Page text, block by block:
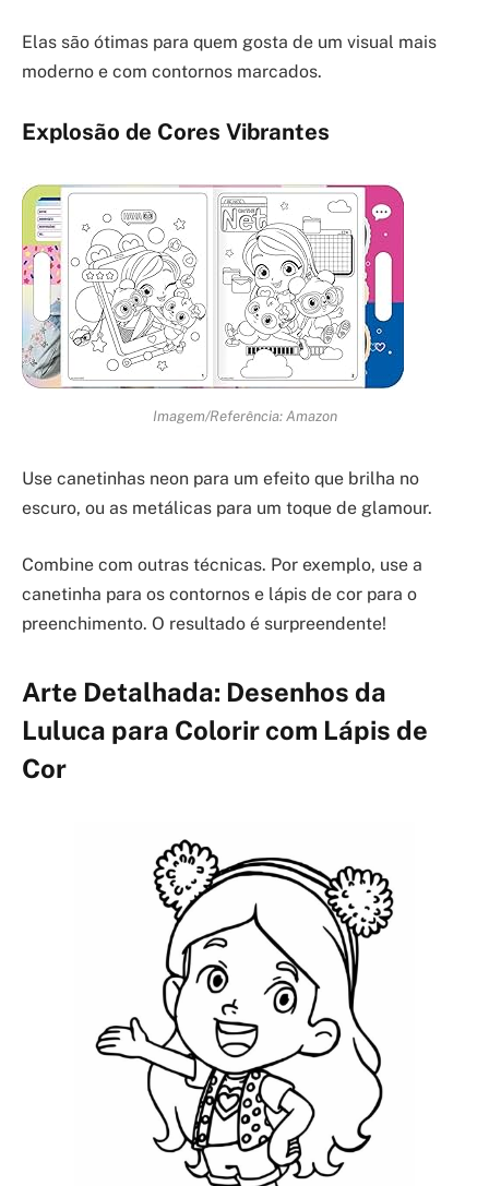
Elas são ótimas para quem gosta de um visual mais
moderno e com contornos marcados.
Explosão de Cores Vibrantes
Imagem/Referência: Amazon
Use canetinhas neon para um efeito que brilha no
escuro, ou as metálicas para um toque de glamour.
Combine com outras técnicas. Por exemplo, use a
canetinha para os contornos e lápis de cor para o
preenchimento. O resultado é surpreendente!
Arte Detalhada: Desenhos da
Luluca para Colorir com Lápis de
Cor